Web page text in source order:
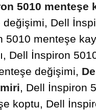
5010 menteşe
Dell
5010 menteşe
Dell İnspiron
değişimi,
, Dell İnspiron
koptu, Dell